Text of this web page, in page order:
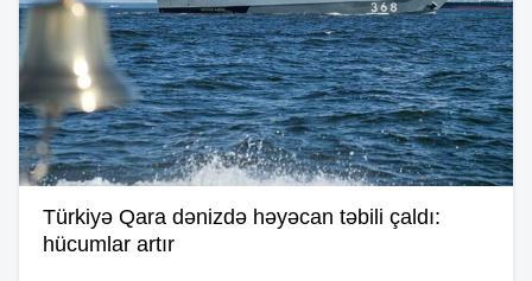
Türkiyə Qara dənizdə həyəcan təbili çaldı:
hücumlar artır